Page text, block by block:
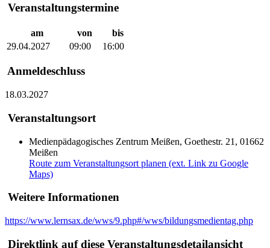
Veranstaltungstermine
am von
bis
29.04.2027
09:00 16:00
Anmeldeschluss
18.03.2027
Veranstaltungsort
Medienpädagogisches Zentrum Meißen, Goethestr. 21, 01662
Meißen
Route zum Veranstaltungsort planen (ext. Link zu Google
Maps)
Weitere Informationen
https://www.lernsax.de/wws/9.php#/wws/bildungsmedientag.php
Direktlink auf diese Veranstaltungsdetailansicht